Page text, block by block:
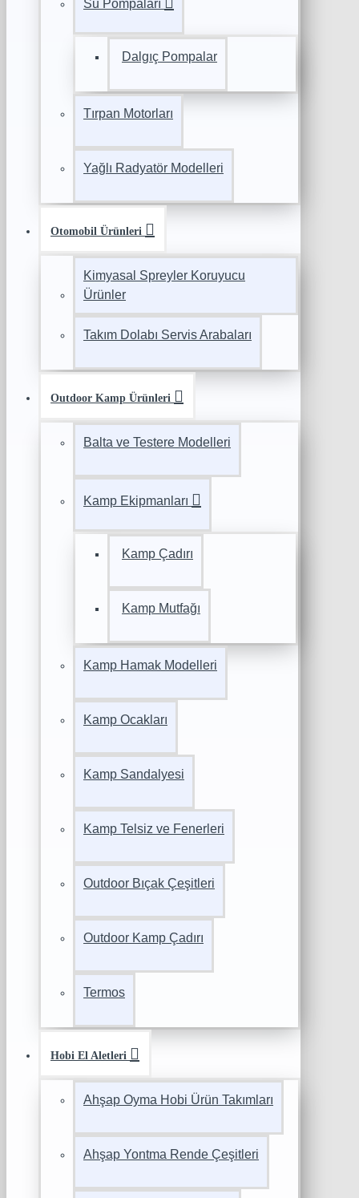
Su Pompaları
Dalgıç Pompalar
Tırpan Motorları
Yağlı Radyatör Modelleri
Otomobil Ürünleri
Kimyasal Spreyler Koruyucu
Ürünler
Takım Dolabı Servis Arabaları
Outdoor Kamp Ürünleri
Balta ve Testere Modelleri
Kamp Ekipmanları
Kamp Çadırı
Kamp Mutfağı
Kamp Hamak Modelleri
Kamp Ocakları
Kamp Sandalyesi
Kamp Telsiz ve Fenerleri
Outdoor Bıçak Çeşitleri
Outdoor Kamp Çadırı
Termos
Hobi El Aletleri
Ahşap Oyma Hobi Ürün Takımları
Ahşap Yontma Rende Çeşitleri